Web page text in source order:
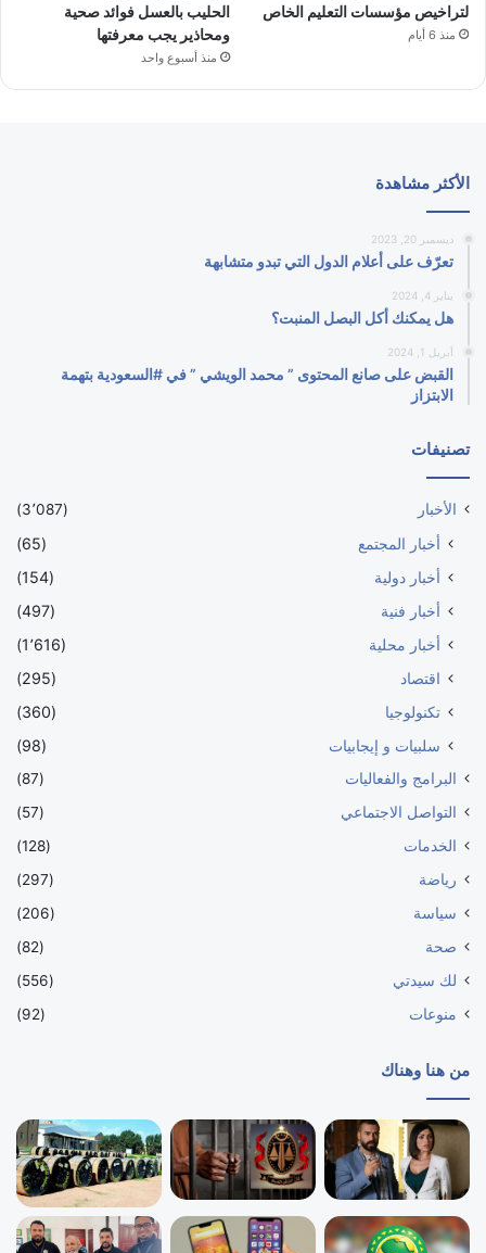
لتراخيص مؤسسات التعليم الخاص
منذ 6 أيام
الحليب بالعسل فوائد صحية
ومحاذير يجب معرفتها
منذ أسبوع واحد
الأكثر مشاهدة
ديسمبر 20, 2023
تعرّف على أعلام الدول التي تبدو متشابهة
يناير 4, 2024
هل يمكنك أكل البصل المنبت؟
أبريل 1, 2024
القبض على صانع المحتوى ” محمد الويشي ” في #السعودية بتهمة
الابتزاز
تصنيفات
الأخبار (3٬087)
أخبار المجتمع
(65)
أخبار دولية
(154)
أخبار فنية
(497)
أخبار محلية
(1٬616)
اقتصاد
(295)
تكنولوجيا
(360)
سلبيات و إيجابيات
(98)
البرامج والفعاليات
(87)
التواصل الاجتماعي
(57)
الخدمات
(128)
رياضة
(297)
سياسة
(206)
صحة
(82)
لك سيدتي
(556)
منوعات
(92)
من هنا وهناك